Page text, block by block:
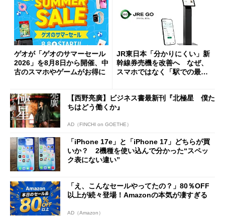
ゲオが「ゲオのサマーセール
2026」を8月8日から開催、中
古のスマホやゲームがお得に
JR東日本「分かりにくい」新
幹線券売機を改善へ なぜ、
スマホではなく「駅での最短
【西野亮廣】ビジネス書最新刊『北極星 僕た
ちはどう働くか』
AD（FINCHI on GOETHE）
「iPhone 17e」と「iPhone 17」どちらが買
いか？ 2機種を使い込んで分かった“スペッ
ク表にない違い”
「え、こんなセールやってたの？」80％OFF
以上が続々登場！Amazonの本気が凄すぎる
AD（Amazon）